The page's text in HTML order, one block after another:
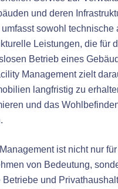
und deren
umfasst sowohl technische
Leistungen, die für
Betrieb eines
Management zielt
langfristig zu
und das
ist nicht nur
von Bedeutung,
Betriebe und